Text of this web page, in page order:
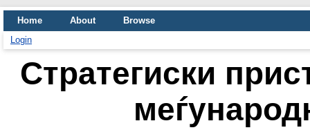
Home About
Browse
Login
Стратегиски